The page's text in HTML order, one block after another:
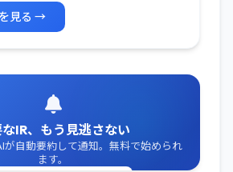
見る →
IR、もう見逃さない
自動要約して通知。無料で始められ
ます。